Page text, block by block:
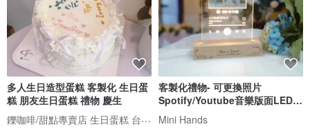
多人生日造型蛋糕 客製化 生日蛋
糕 朋友生日蛋糕 禮物 慶生
鑠咖啡/甜點專賣店 生日蛋糕 台北 中山/松山 咖啡課程教學 客製化蛋糕
客製化禮物- 可更換照片
Spotify/Youtube音樂版面LED
發光相架
Mini Hands